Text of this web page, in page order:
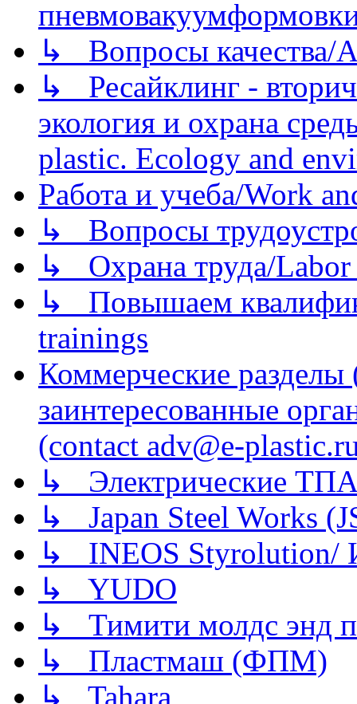
↳ Вопросы качества/
↳ Ресайклинг -
экология и охрана
plastic. Ecology and
Работа и учеба/Work
↳ Вопросы
↳ Охрана труда/Labor
↳ Повышаем
trainings
Коммерческие
заинтересованные
(contact adv@e-
↳ Электрические
↳ Japan Steel Works
↳ INEOS
↳ YUDO
↳ Тимити молдс энд
↳ Пластмаш (ФПМ)
↳ Tahara